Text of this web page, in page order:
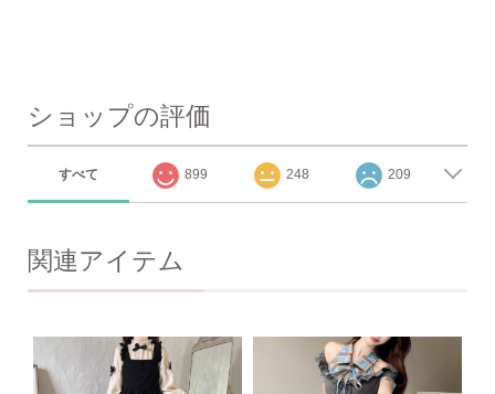
ショップの評価
すべて 899 248 209
関連アイテム